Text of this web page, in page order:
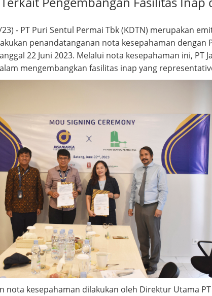
- PT Puri Sentul Permai Tbk (KDTN) merupakan
penandatanganan nota kesepahaman dengan
22 Juni 2023. Melalui nota kesepahaman ini,
mengembangkan fasilitas inap yang
nota kesepahaman dilakukan oleh Direktur Utama